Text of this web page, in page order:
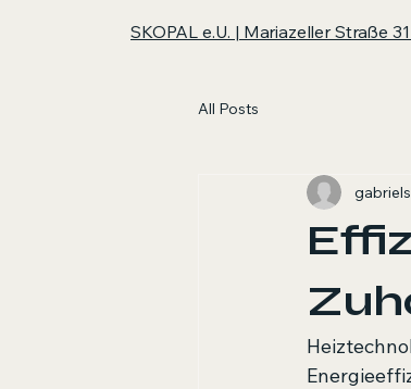
SKOPAL e.U. | Mariazeller Straße
All Posts